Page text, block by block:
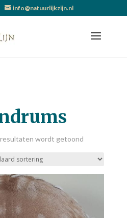
info@natuurlijkzijn.nl
wordt getoond